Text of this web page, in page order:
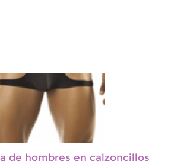
de hombres en calzoncillos